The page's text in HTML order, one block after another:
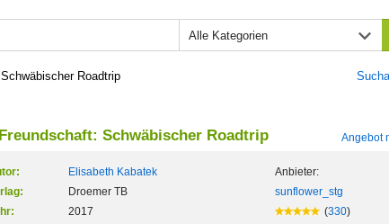
Alle Kategorien
Roadtrip
Schwäbischer Roadtrip Angebot
Elisabeth Kabatek
Droemer TB
2017
Anbieter:
sunflower_stg
(330)